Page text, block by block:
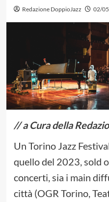
Redazione DoppioJazz 02/
// a Cura della
Un Torino Jazz
quello del 2023, sold
concerti, sia i main
città (OGR Torino,